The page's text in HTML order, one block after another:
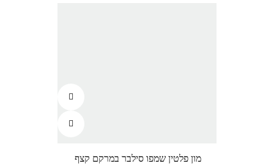
מון פלטין שמפו סילבר במרקם קצף